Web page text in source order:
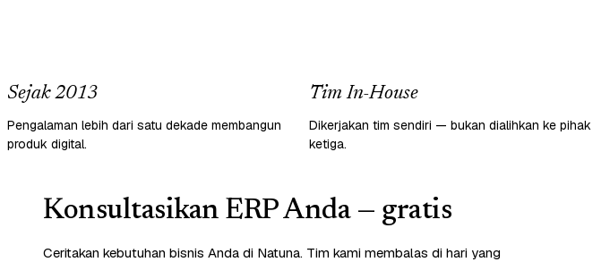
Sejak 2013
Pengalaman lebih dari satu dekade membangun
produk digital.
Tim In-House
Dikerjakan tim sendiri — bukan dialihkan ke pihak
ketiga.
Konsultasikan ERP Anda — gratis
Ceritakan kebutuhan bisnis Anda di Natuna. Tim kami membalas di hari yang